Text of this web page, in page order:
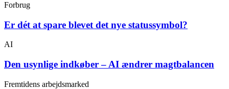
Forbrug
Er dét at spare blevet det nye statussymbol?
AI
Den usynlige indkøber – AI ændrer magtbalancen
Fremtidens arbejdsmarked